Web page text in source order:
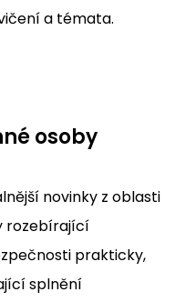
a témata.
osoby
novinky z oblasti
rozebírající
prakticky,
splnění